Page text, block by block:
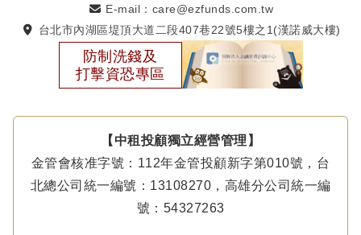
E-mail：care@ezfunds.com.tw
台北市內湖區堤頂大道二段407巷22號5樓之1(漢諾威大樓)
防制洗錢及
打擊資恐專區
【中租投顧獨立經營管理】
金管會核准字號：112年金管投顧新字第010號，台
北總公司統一編號：13108270，高雄分公司統一編
號：54327263